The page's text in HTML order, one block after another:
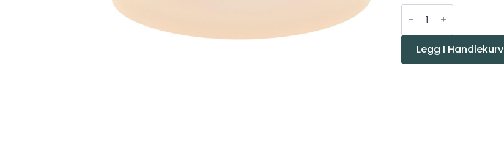
Nordlux
Vic
taklampe
1600lm
3000K
Hvit
Legg I Handlekurv